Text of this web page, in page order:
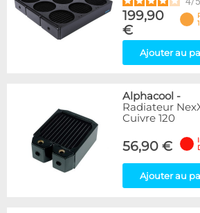
199,90
€
Ajouter au
Alphacool -
Radiateur
Cuivre 120
56,90 €
Ajouter au